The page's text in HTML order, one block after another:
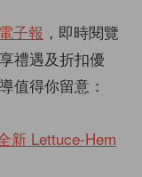
子報 ，即時閱覽
禮遇及折扣優
值得你留意：
新 Lettuce-Hem